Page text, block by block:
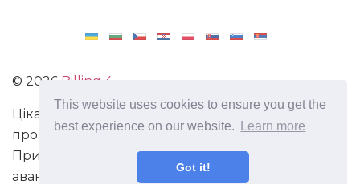
This website uses cookies to ensure you get the
best experience on our website.
Learn more
Got it!
© 2026 Billing 4
Цікаві та захоплюючі факти з усього світу. Статті
про виживання в непередбачених ситуаціях.
Пригоди, маршрути і спосіб життя сучасного
авантюриста. Все про мистецтво магії.